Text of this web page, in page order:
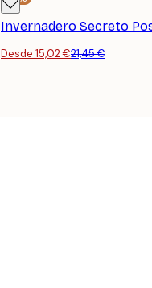
Invernadero Secreto
Desde 15,02 €21,45 €